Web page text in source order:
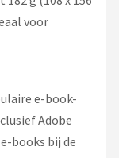
voor
e-book-
Adobe
books bij de